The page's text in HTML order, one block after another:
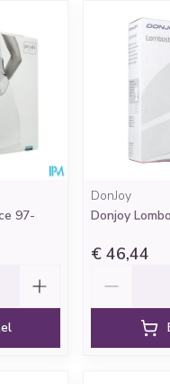
97-
DonJoy
Donjoy
€ 46,44